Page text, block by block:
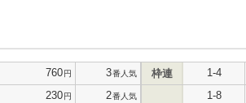
760円 3番人気
230円 2番人気
枠連 1-4
1-8